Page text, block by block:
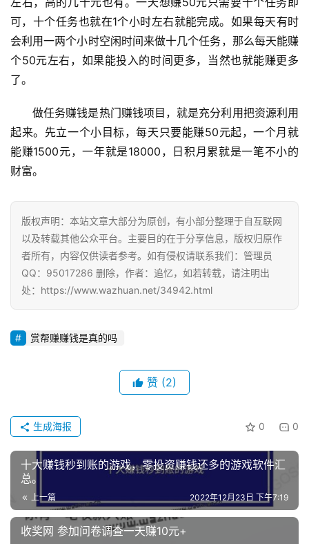
挖
赚
简
手
赚
P
可，十个任务也就在1个小时左右就能完成。如果每天有时
会利用一两个小时空闲时间来做十几个任务，那么每天能赚
个50元左右，如果能投入的时间更多，当然也就能赚更多
了。
做任务赚钱是热门赚钱项目，就是充分利用把资源利用
起来。先立一个小目标，每天只要能赚50元起，一个月就
能赚1500元，一年就是18000，日积月累就是一笔不小的
财富。
版权声明：本站文章大部分为原创，有小部分整理于自互联网
以及转载其他公众平台。主要目的在于分享信息，版权归原作
者所有，内容仅供读者参考。如有侵权请联系我们：管理员
QQ：95017286 删除，作者：追忆，如若转载，请注明出
处：https://www.wazhuan.net/34942.html
赏帮赚赚钱是真的吗
赞 (2)
0 0
生成海报
十大赚钱秒到账的游戏，零投资赚钱还多的游戏软件汇
总。
上一篇 2022年12月23日 下午7:19
收奖网 参加问卷调查一天赚10元+